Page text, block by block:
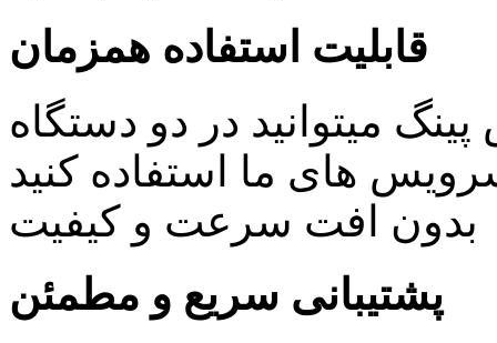
قابلیت استفاده همزمان
میتوانید در دو دستگاه
های ما استفاده کنید
بدون افت سرعت و کیفیت
پشتیبانی سریع و مطمئن